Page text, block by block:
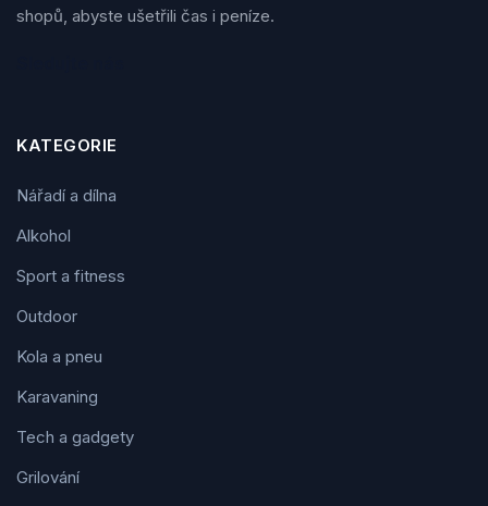
shopů, abyste ušetřili čas i peníze.
KATEGORIE
Nářadí a dílna
Alkohol
Sport a fitness
Outdoor
Kola a pneu
Karavaning
Tech a gadgety
Grilování